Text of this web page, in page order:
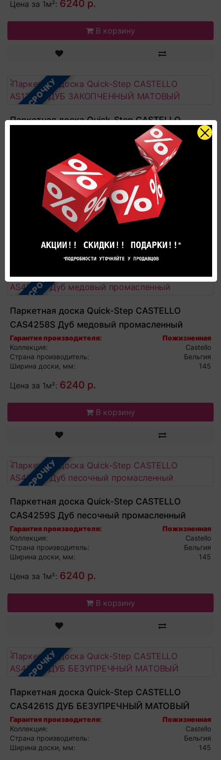
Цена за 1м²: 6240 р.
В корзину
В РАССРОЧКУ
Паркетная доска Quick-Step CASTELLO
CAS1354S ДУБ ЗАКОПЧЕННЫЙ МАТОВЫЙ
Пожизненная
Страна производитель:
Ширина доски, мм:
Цена за 1м²: 6240 р.
В корзину
В РАССРОЧКУ
Паркетная доска Quick-Step CASTELLO
CAS4258S Дуб медовый промасленный
Гарантия производителя:
Пожизненная
Коллекция:
Castello
Страна производитель:
Бельгия
Ширина доски, мм:
145
Цена за 1м²: 6240 р.
В корзину
В РАССРОЧКУ
Паркетная доска Quick-Step CASTELLO
CAS4259S Дуб песочный промасленный
Гарантия производителя:
Пожизненная
Коллекция:
Castello
Страна производитель:
Бельгия
Ширина доски, мм:
145
Цена за 1м²: 6240 р.
В корзину
В РАССРОЧКУ
Паркетная доска Quick-Step CASTELLO
CAS4261S ДУБ БЕЗУПРЕЧНЫЙ МАТОВЫЙ
Гарантия производителя:
Пожизненная
Коллекция:
Castello
Страна производитель:
Бельгия
Ширина доски, мм:
145